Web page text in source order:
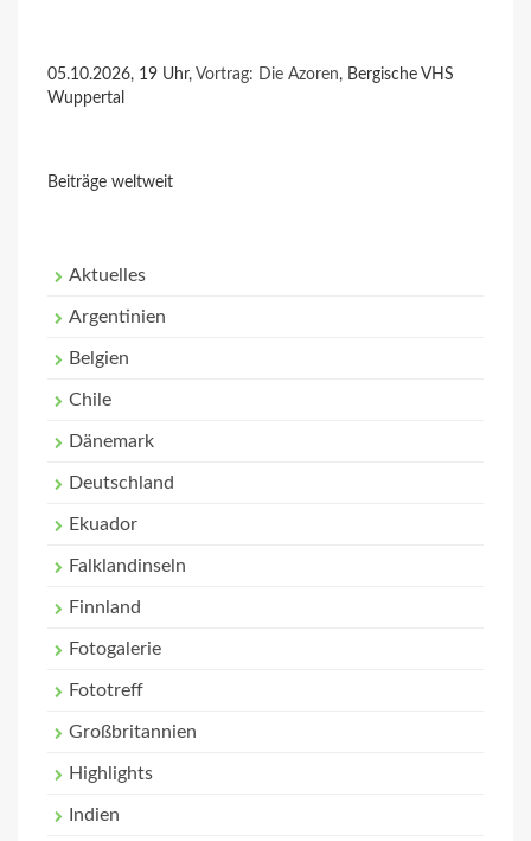
05.10.2026, 19 Uhr, Vortrag: Die Azoren, Bergische VHS
Wuppertal
Beiträge weltweit
Aktuelles
Argentinien
Belgien
Chile
Dänemark
Deutschland
Ekuador
Falklandinseln
Finnland
Fotogalerie
Fototreff
Großbritannien
Highlights
Indien